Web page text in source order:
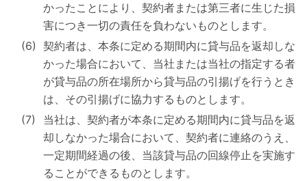
かったことにより、契約者または第三者に生じた損
害につき一切の責任を負わないものとします。
契約者は、本条に定める期間内に貸与品を返却しな
かった場合において、当社または当社の指定する者
が貸与品の所在場所から貸与品の引揚げを行うとき
は、その引揚げに協力するものとします。
当社は、契約者が本条に定める期間内に貸与品を返
却しなかった場合において、契約者に連絡のうえ、
一定期間経過の後、当該貸与品の回線停止を実施す
ることができるものとします。